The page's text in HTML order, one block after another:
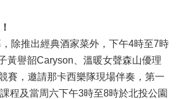
除推出經典酒家菜外，下午4時至7時
黃譽韶Caryson、溫暖女聲森山優理
賽，邀請那卡西樂隊現場伴奏，第一
程及當周六下午3時至8時於北投公園